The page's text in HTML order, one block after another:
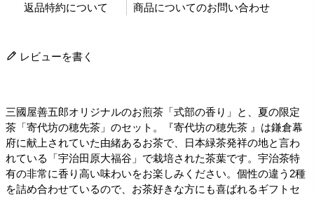
返品特約について 商品についてのお問い合わせ
レビューを書く
三國屋善五郎オリジナルのお煎茶「式部の香り」と、夏の限定
茶「寄代坊の穂先茶」のセット。『寄代坊の穂先茶 』は鎌倉幕
府に献上されていた由緒あるお茶で、日本緑茶発祥の地と言わ
れている「宇治田原大福谷」で栽培された茶葉です。宇治茶特
有の非常に香り高い味わいをお楽しみください。個性の違う2種
を詰め合わせているので、お茶好きな方にも喜ばれるギフトセ